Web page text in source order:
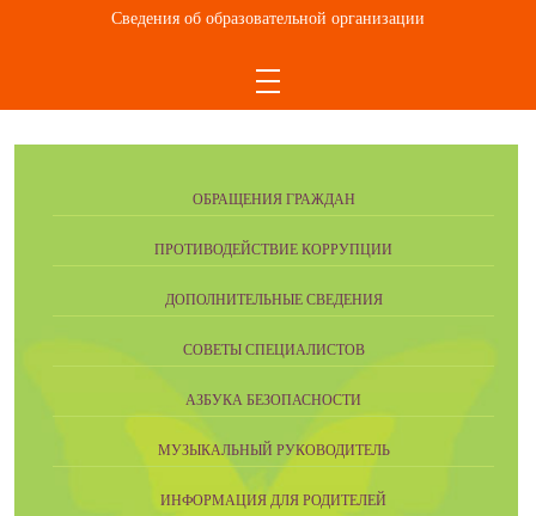
ОБРАЩЕНИЯ ГРАЖДАН
ПРОТИВОДЕЙСТВИЕ КОРРУПЦИИ
ДОПОЛНИТЕЛЬНЫЕ СВЕДЕНИЯ
СОВЕТЫ СПЕЦИАЛИСТОВ
АЗБУКА БЕЗОПАСНОСТИ
МУЗЫКАЛЬНЫЙ РУКОВОДИТЕЛЬ
ИНФОРМАЦИЯ ДЛЯ РОДИТЕЛЕЙ
Сведения об образовательной организации